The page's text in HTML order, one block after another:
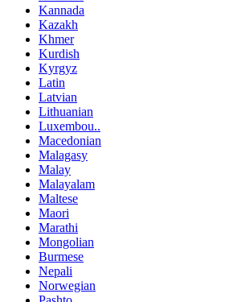
Kannada
Kazakh
Khmer
Kurdish
Kyrgyz
Latin
Latvian
Lithuanian
Luxembou..
Macedonian
Malagasy
Malay
Malayalam
Maltese
Maori
Marathi
Mongolian
Burmese
Nepali
Norwegian